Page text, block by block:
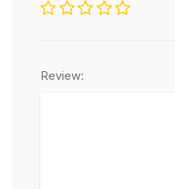
Review: